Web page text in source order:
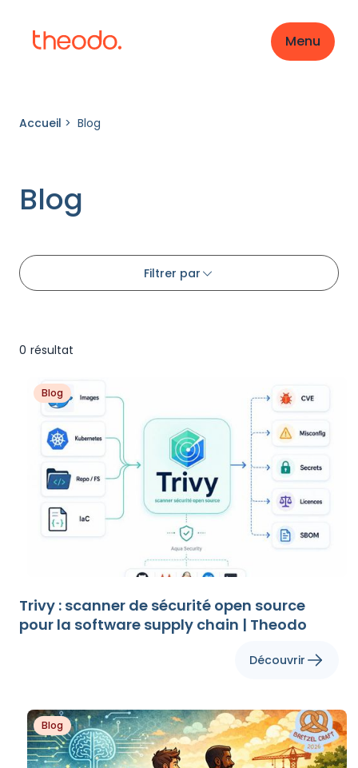
Menu
Accueil > Blog
Blog
Filtrer par
0 résultat
Blog
Trivy : scanner de sécurité open source
pour la software supply chain | Theodo
Découvrir
Blog